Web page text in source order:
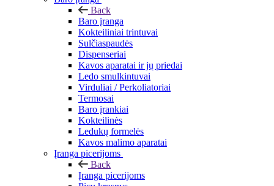
Back
Baro įranga
Kokteiliniai trintuvai
Sulčiaspaudės
Dispenseriai
Kavos aparatai ir jų priedai
Ledo smulkintuvai
Virduliai / Perkoliatoriai
Termosai
Baro įrankiai
Kokteilinės
Ledukų formelės
Kavos malimo aparatai
Įranga picerijoms
Back
Įranga picerijoms